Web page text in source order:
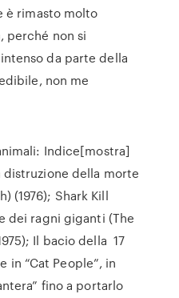
è rimasto molto
perché non si
da parte della
non me
Indice[mostra]
distruzione della morte
(1976); Shark Kill
dei ragni giganti (The
Il bacio della 17
in “Cat People”, in
fino a portarlo